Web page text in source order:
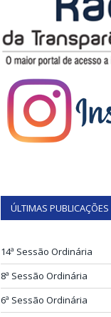
ÚLTIMAS PUBLICAÇÕES
14ª Sessão Ordinária
8ª Sessão Ordinária
6ª Sessão Ordinária